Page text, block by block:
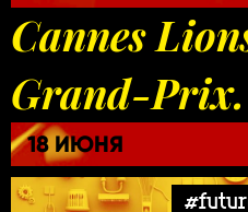
Cannes
Grand-
18 ИЮНЯ